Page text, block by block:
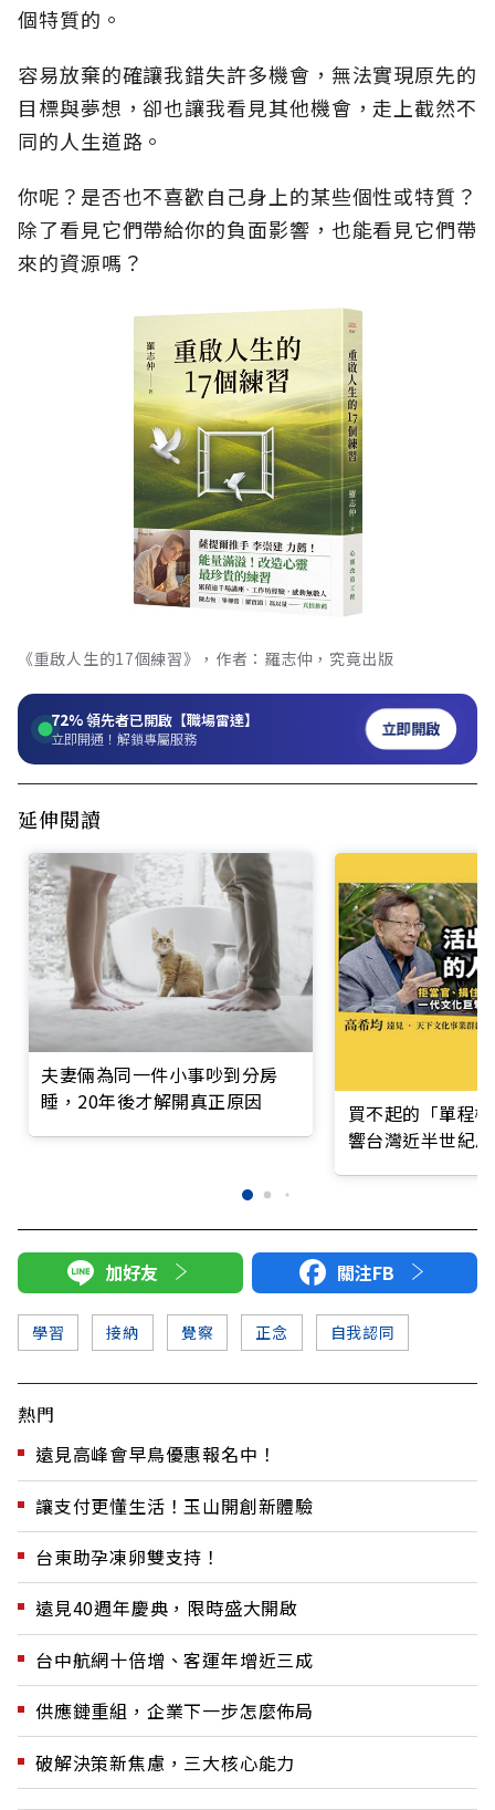
個特質的。
容易放棄的確讓我錯失許多機會，無法實現原先的
目標與夢想，卻也讓我看見其他機會，走上截然不
同的人生道路。
你呢？是否也不喜歡自己身上的某些個性或特質？
除了看見它們帶給你的負面影響，也能看見它們帶
來的資源嗎？
《重啟人生的17個練習》，作者：羅志仲，究竟出版
72%領先者已開啟【職場雷達】
立即開通！解鎖專屬服務 立即開啟
延伸閱讀
夫妻倆為同一件小事吵到分房
睡，20年後才解開真正原因
買不起的「單程
響台灣近半世紀
加好友 關注FB
學習 接納 覺察 正念 自我認同
熱門
遠見高峰會早鳥優惠報名中！
讓支付更懂生活！玉山開創新體驗
台東助孕凍卵雙支持！
遠見40週年慶典，限時盛大開啟
台中航網十倍增、客運年增近三成
供應鏈重組，企業下一步怎麼佈局
破解決策新焦慮，三大核心能力